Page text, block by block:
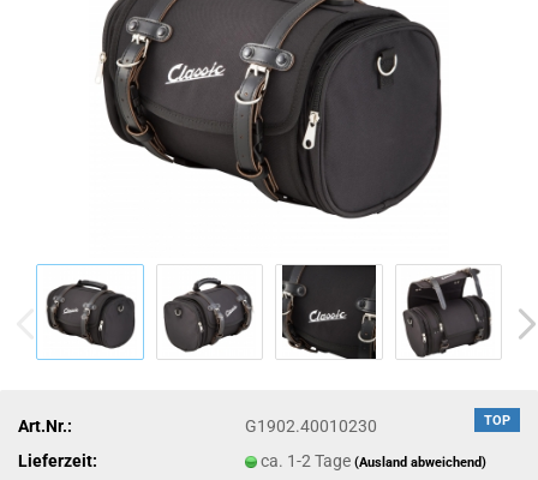
TOP
Art.Nr.:
G1902.40010230
Lieferzeit:
ca. 1-2 Tage(Ausland abweichend)